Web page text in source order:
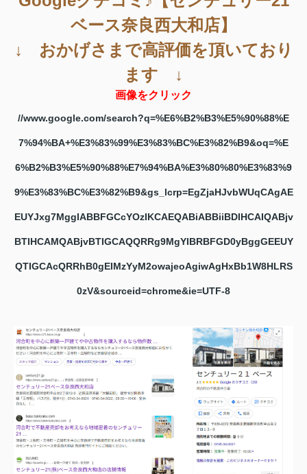
ベース奈良西大和店】
↓ おかげさまで高評価を頂いており
ます ↓
画像をクリック
//www.google.com/search?q=%E6%B2%B3%E5%90%88%E
7%94%BA+%E3%83%99%E3%83%BC%E3%82%B9&oq=%E
6%B2%B3%E5%90%88%E7%94%BA%E3%80%80%E3%83%9
9%E3%83%BC%E3%82%B9&gs_lcrp=EgZjaHJvbWUqCAgAE
EUYJxg7MggIABBFGCcYOzIKCAEQABiABBiiBDIHCAIQABjv
BTIHCAMQABjvBTIGCAQQRRg9MgYIBRBFGD0yBggGEEUY
QTIGCAcQRRhB0gEIMzYyM2owajeoAgiwAgHxBb1W8HLRS
0zV&sourceid=chrome&ie=UTF-8